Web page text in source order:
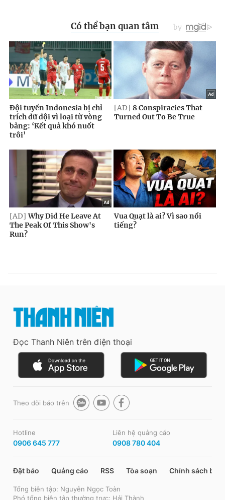
Đọc Thanh Niên trên điện thoại
Theo dõi báo trên
Hotline
0906 645 777
Liên hệ quảng cáo
0908 780 404
Đặt báo Quảng cáo RSS Tòa soạn Chính sách bảo
Tổng biên tập: Nguyễn Ngọc Toàn
Phó tổng biên tập thường trực: Hải Thành